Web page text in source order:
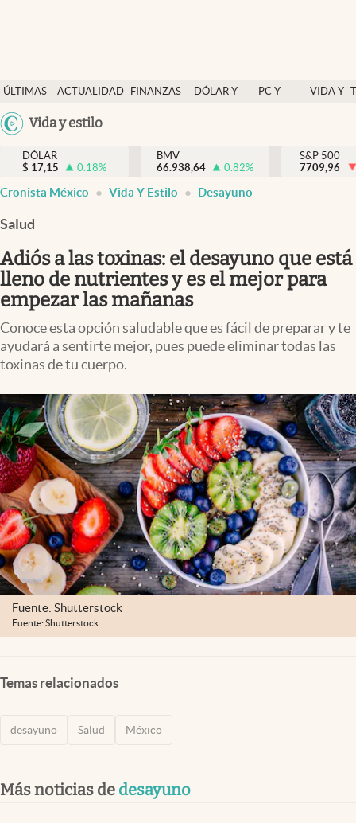
ÚLTIMAS
NOTICIAS
ACTUALIDAD
FINANZAS
DÓLAR Y
PC Y
VIDA Y
México
Vida y estilo
Actualidad
Finanzas y economía
Dólar y mercados
Pc y celular
Vida y estilo
Tv
Clima
Espiritualidad
Mediakit
abre en nueva pestaña
México
DÓLAR
$ 17,15 0.18%
BMV
66.938,64
0.82%
S&P 500
7709,96
Cronista México Vida Y Estilo Desayuno
Salud
Adiós a las toxinas: el desayuno que está
lleno de nutrientes y es el mejor para
empezar las mañanas
Conoce esta opción saludable que es fácil de preparar y te
ayudará a sentirte mejor, pues puede eliminar todas las
toxinas de tu cuerpo.
Fuente: Shutterstock
Fuente: Shutterstock
Temas relacionados
desayuno Salud México
Más noticias de desayuno